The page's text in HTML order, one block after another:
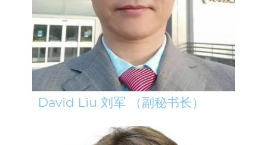
David Liu 刘军 （副秘书长）